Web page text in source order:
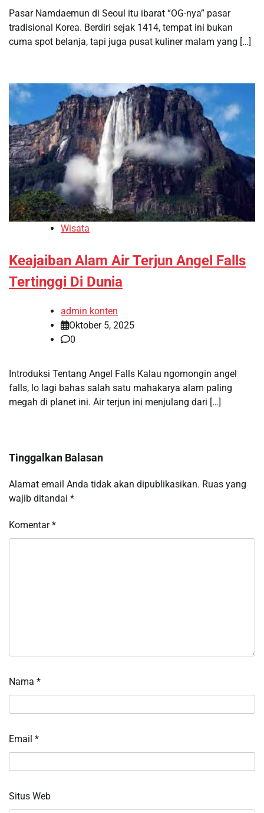
Pasar Namdaemun di Seoul itu ibarat “OG-nya” pasar
tradisional Korea. Berdiri sejak 1414, tempat ini bukan
cuma spot belanja, tapi juga pusat kuliner malam yang […]
Wisata
Keajaiban Alam Air Terjun Angel Falls
Tertinggi Di Dunia
admin konten
Oktober 5, 2025
0
Introduksi Tentang Angel Falls Kalau ngomongin angel
falls, lo lagi bahas salah satu mahakarya alam paling
megah di planet ini. Air terjun ini menjulang dari […]
Tinggalkan Balasan
Alamat email Anda tidak akan dipublikasikan. Ruas yang
wajib ditandai *
Komentar*
Nama *
Email *
Situs Web